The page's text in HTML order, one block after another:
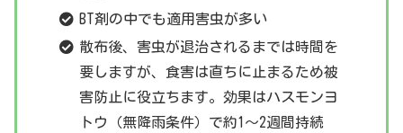
BT剤の中でも適用害虫が多い
散布後、害虫が退治されるまでは時間を
要しますが、食害は直ちに止まるため被
害防止に役立ちます。効果はハスモンヨ
トウ（無降雨条件）で約1～2週間持続